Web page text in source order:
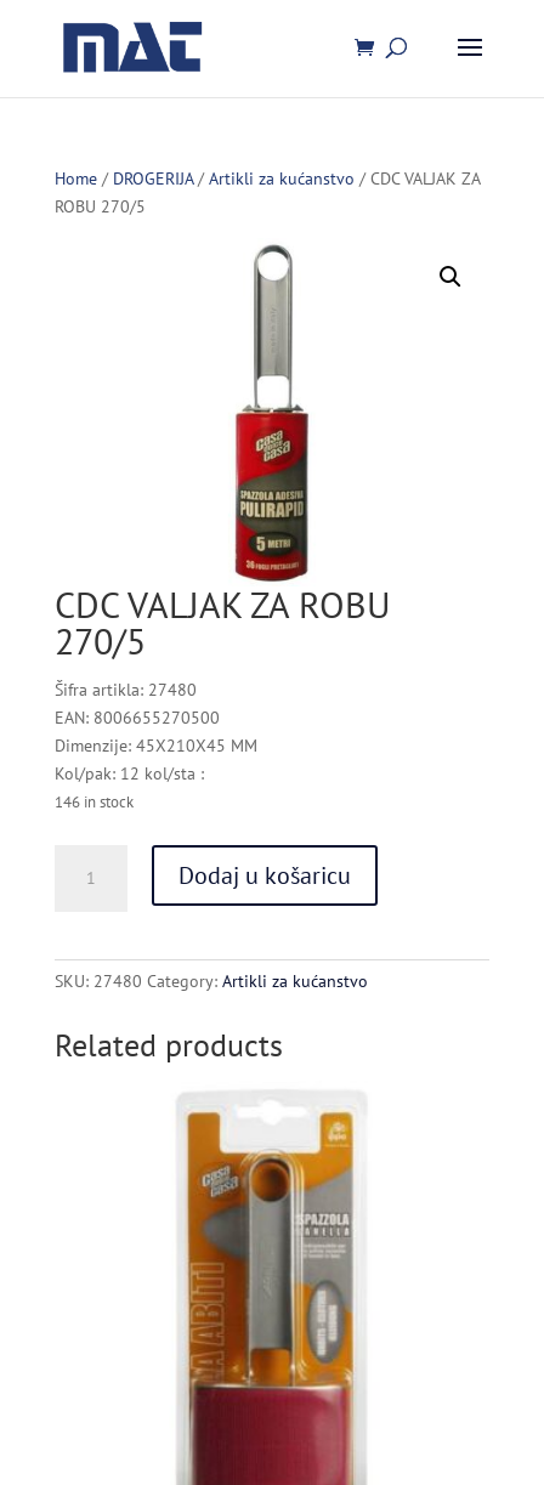
Home/ DROGERIJA/Artikli za kućanstvo / CDC VALJAK ZA
ROBU 270/5
CDC VALJAK ZA ROBU
270/5
Šifra artikla: 27480
EAN: 8006655270500
Dimenzije: 45X210X45 MM
Kol/pak: 12 kol/sta :
146 in stock
VALJAK
Dodaj u košaricu
SKU: 27480 Category: Artikli za kućanstvo
Related products